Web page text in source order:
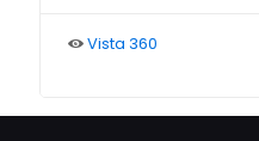
Vista 360